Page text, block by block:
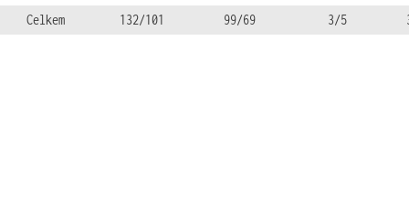
Celkem
132/101 99/69 3/5